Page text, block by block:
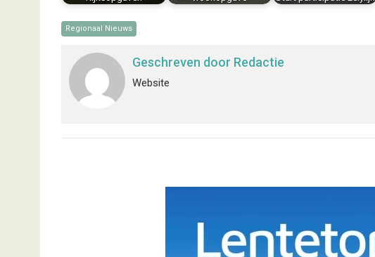
Regionaal Nieuws
Geschreven door Redactie
Website